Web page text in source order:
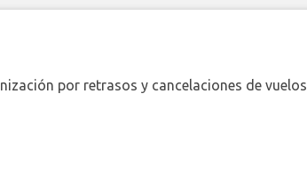
por retrasos y cancelaciones de vuelos